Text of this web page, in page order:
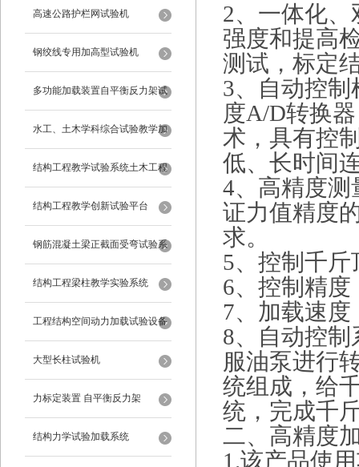
高速公路护栏网试验机
钢绞线专用加高型试验机
多功能加载装置自平衡反力架试
验系统
水工、土木学科综合试验教学加
载系统
结构工程教学试验系统土木工程
试验设备
结构工程教学创新试验平台
钢筋混凝土梁正截面受弯试验系
统
结构工程梁柱教学实验系统
工程结构空间动力加载试验设备
反力框架
大型长柱试验机
力标定装置 自平衡反力架
结构力学试验加载系统
2、一体化
强度和提高
测试，标定
3、自动控
度A/D转换
术，具有控
低、长时间
4、高精度
证力值精度
求。
5、控制千斤
6、控制精度
7、加载速度
8、自动控
服油泵进行
统组成，给
统，完成千
二、高精度
1.该产品使